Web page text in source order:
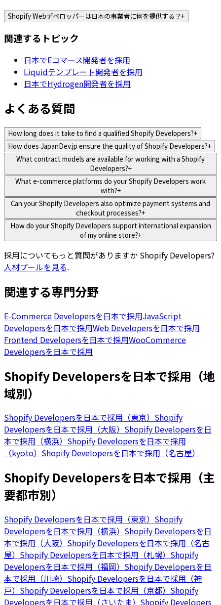
Shopify Webデベロッパーは日本の事業者に何を提供する？+
関連するトピック
日本でEコマース開発者を採用
Liquidテンプレート開発者を採用
日本でHydrogen開発者を採用
よくある質問
How long does it take to find a qualified Shopify Developers?+
How does JapanDev.jp ensure the quality of Shopify Developers?+
What contract models are available for working with a Shopify
Developers?+
What e-commerce platforms do your Shopify Developers work
with?+
Can your Shopify Developers also optimize payment systems and
checkout processes?+
How do your Shopify Developers support international expansion
of my online store?+
採用についてもっと質問がありますか Shopify Developers?
人材プールを見る.
関連する専門分野
E-Commerce Developersを日本で採用JavaScript
Developersを日本で採用Web Developersを日本で採用
Frontend Developersを日本で採用WooCommerce
Developersを日本で採用
Shopify Developersを日本で採用（地
域別）
Shopify Developersを日本で採用（東京） Shopify
Developersを日本で採用（大阪） Shopify Developersを日
本で採用（横浜） Shopify Developersを日本で採用
（kyoto） Shopify Developersを日本で採用（名古屋）
Shopify Developersを日本で採用（主
要都市別）
Shopify Developersを日本で採用（東京） Shopify
Developersを日本で採用（横浜） Shopify Developersを日
本で採用（大阪） Shopify Developersを日本で採用（名古
屋） Shopify Developersを日本で採用（札幌） Shopify
Developersを日本で採用（福岡） Shopify Developersを日
本で採用（川崎） Shopify Developersを日本で採用（神
戸） Shopify Developersを日本で採用（京都） Shopify
Developersを日本で採用（さいたま） Shopify Developers